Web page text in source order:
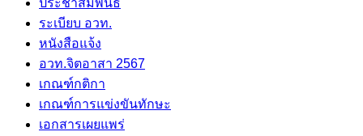
ระเบียบ อวท.
หนังสือแจ้ง
อวท.จิตอาสา 2567
เกณฑ์กติกา
เกณฑ์การแข่งขันทักษะ
เอกสารเผยแพร่